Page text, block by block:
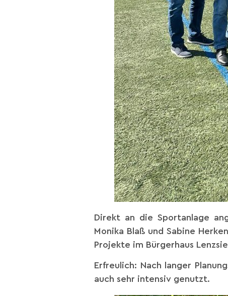
Direkt an die Sportanlage
Monika Blaß und Sabine
Projekte im Bürgerhaus
Erfreulich: Nach langer
auch sehr intensiv genutzt.